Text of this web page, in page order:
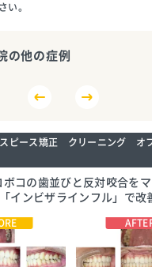
い。
の他の症例
ピース矯正 クリーニング オ
ボコの歯並びと反対咬合を
インビザラインフル」で改